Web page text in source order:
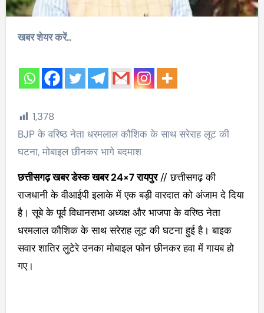
खबर शेयर करें..
1,378
BJP के वरिष्ठ नेता धरमलाल कौशिक के साथ सरेराह लूट की
घटना, मोबाइल छीनकर भागे बदमाश
छत्तीसगढ़ खबर डेस्क खबर 24×7 रायपुर// छत्तीसगढ़ की
राजधानी के वीआईपी इलाके में एक बड़ी वारदात को अंजाम दे दिया
है। सूबे के पूर्व विधानसभा अध्यक्ष और भाजपा के वरिष्ठ नेता
धरमलाल कौशिक के साथ सरेराह लूट की घटना हुई है। बाइक
सवार शातिर लुटेरे उनका मोबाइल फोन छीनकर हवा में गायब हो
गए।